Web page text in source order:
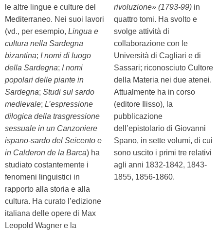
le altre lingue e culture del
Mediterraneo. Nei suoi lavori
(vd., per esempio, Lingua e
cultura nella Sardegna
bizantina; I nomi di luogo
della Sardegna; I nomi
popolari delle piante in
Sardegna; Studi sul sardo
medievale; L’espressione
dilogica della trasgressione
sessuale in un Canzoniere
ispano-sardo del Seicento e
in Calderon de la Barca) ha
studiato costantemente i
fenomeni linguistici in
rapporto alla storia e alla
cultura. Ha curato l’edizione
italiana delle opere di Max
Leopold Wagner e la
rivoluzione» (1793-99) in
quattro tomi. Ha svolto e
svolge attività di
collaborazione con le
Università di Cagliari e di
Sassari; riconosciuto Cultore
della Materia nei due atenei.
Attualmente ha in corso
(editore Ilisso), la
pubblicazione
dell’epistolario di Giovanni
Spano, in sette volumi, di cui
sono uscito i primi tre relativi
agli anni 1832-1842, 1843-
1855, 1856-1860.